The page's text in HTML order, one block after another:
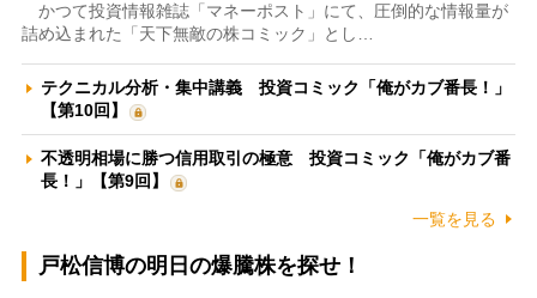
かつて投資情報雑誌「マネーポスト」にて、圧倒的な情報量が
詰め込まれた「天下無敵の株コミック」とし…
テクニカル分析・集中講義 投資コミック「俺がカブ番長！」
【第10回】
不透明相場に勝つ信用取引の極意 投資コミック「俺がカブ番
長！」【第9回】
一覧を見る
戸松信博の明日の爆騰株を探せ！